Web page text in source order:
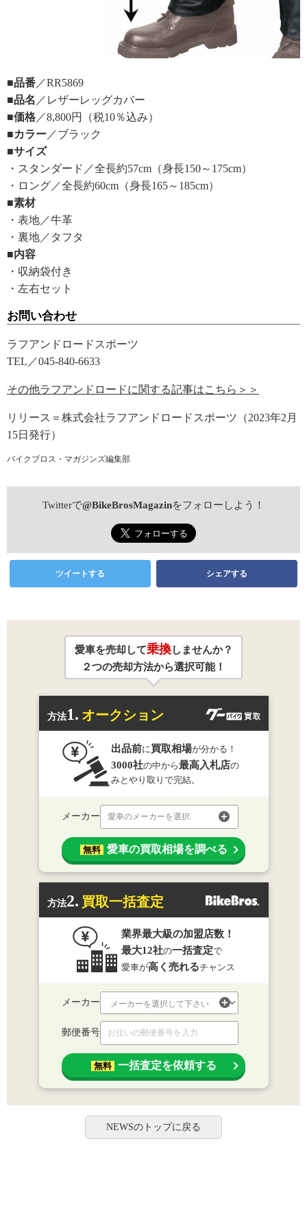
■品番 ／RR5869
■品名 ／レザーレッグカバー
■価格 ／8,800円（税10％込み）
■カラー ／ブラック
■サイズ
・スタンダード／全長約57cm（身長150～175cm）
・ロング／全長約60cm（身長165～185cm）
■素材
・表地／牛革
・裏地／タフタ
■内容
・収納袋付き
・左右セット
お問い合わせ
ラフアンドロードスポーツ
TEL／045-840-6633
その他ラフアンドロードに関する記事はこちら＞＞
リリース＝株式会社ラフアンドロードスポーツ（2023年2月
15日発行）
バイクブロス・マガジンズ編集部
Twitterで@BikeBrosMagazinをフォローしよう！
ツイートする シェアする
愛車を売却して乗換しませんか？
２つの売却方法から選択可能！
方法1. オークション
出品前に 買取相場が分かる！
3000社の中から最高入札店の
みとやり取りで完結。
メーカー 愛車のメーカーを選択
無料 愛車の買取相場を調べる
方法2. 買取一括査定
業界最大級の加盟店数！
最大12社の一括査定で
愛車が高く売れるチャンス
メーカー
郵便番号
無料 一括査定を依頼する
NEWSのトップに戻る